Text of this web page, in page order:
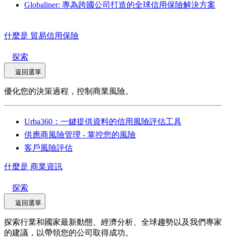
Globaliner: 專為跨國公司打造的全球信用保險解決方案
什麼是 貿易信用保險
探索
返回選單
優化您的決策過程，控制商業風險。
Urba360：一鍵提供資料的信用風險評估工具
供應商風險管理 - 掌控您的風險
客戶風險評估
什麼是 商業資訊
探索
返回選單
探索行業和國家最新動態、經濟分析、全球趨勢以及我們專家
的建議，以帶領您的公司取得成功。